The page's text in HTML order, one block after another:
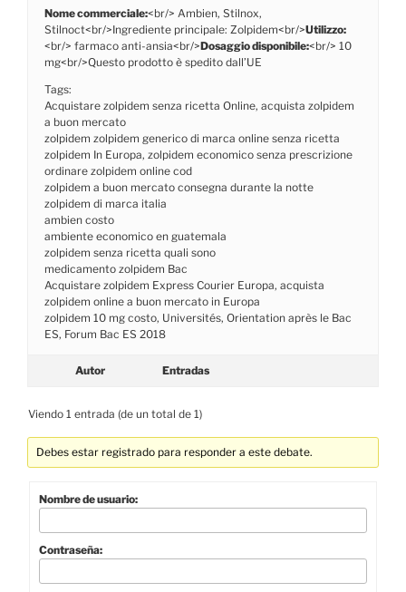
Nome commerciale:<br/> Ambien, Stilnox,
Stilnoct<br/>Ingrediente principale: Zolpidem<br/>Utilizzo:
<br/> farmaco anti-ansia<br/>Dosaggio disponibile:<br/> 10
mg<br/>Questo prodotto è spedito dall’UE
Tags:
Acquistare zolpidem senza ricetta Online, acquista zolpidem
a buon mercato
zolpidem zolpidem generico di marca online senza ricetta
zolpidem In Europa, zolpidem economico senza prescrizione
ordinare zolpidem online cod
zolpidem a buon mercato consegna durante la notte
zolpidem di marca italia
ambien costo
ambiente economico en guatemala
zolpidem senza ricetta quali sono
medicamento zolpidem Bac
Acquistare zolpidem Express Courier Europa, acquista
zolpidem online a buon mercato in Europa
zolpidem 10 mg costo, Universités, Orientation après le Bac
ES, Forum Bac ES 2018
Autor Entradas
Viendo 1 entrada (de un total de 1)
Debes estar registrado para responder a este debate.
Nombre de usuario:
Contraseña: